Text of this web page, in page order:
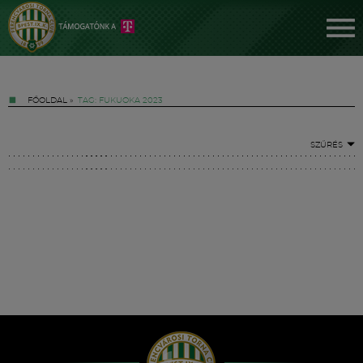
FŐOLDAL » TAG: FUKUOKA 2023
SZŰRÉS
Hírek